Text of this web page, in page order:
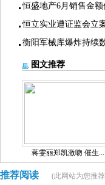
恒盛地产6月销售金
恒立实业遭证监会立
衡阳军械库爆炸持续
图文推荐
蒋雯丽郑凯激吻 催生...
推荐阅读 (此网站为您推